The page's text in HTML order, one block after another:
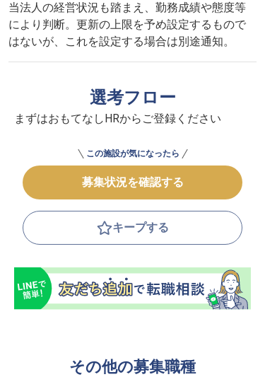
当法人の経営状況も踏まえ、勤務成績や態度等
により判断。更新の上限を予め設定するもので
はないが、これを設定する場合は別途通知。
選考フロー
まずはおもてなしHRからご登録ください
この施設が気になったら
募集状況を確認する
キープする
その他の募集職種